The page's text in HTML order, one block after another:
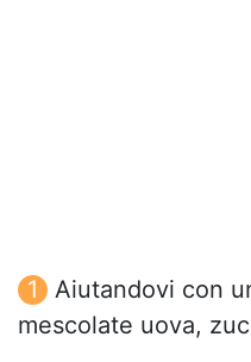
Aiutandovi con
mescolate uova,